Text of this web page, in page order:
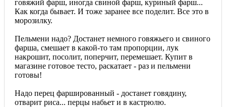
говяжий фарш, иногда свиной фарш, куриный фарш...
Как когда бывает. И тоже заранее все поделит. Все это в
морозилку.
Пельмени надо? Достанет немного говяжьего и свиного
фарша, смешает в какой-то там пропорции, лук
накрошит, посолит, поперчит, перемешает. Купит в
магазине готовое тесто, раскатает - раз и пельмени
готовы!
Надо перец фаршированный - достанет говядину,
отварит риса... перцы набьет и в кастрюлю.